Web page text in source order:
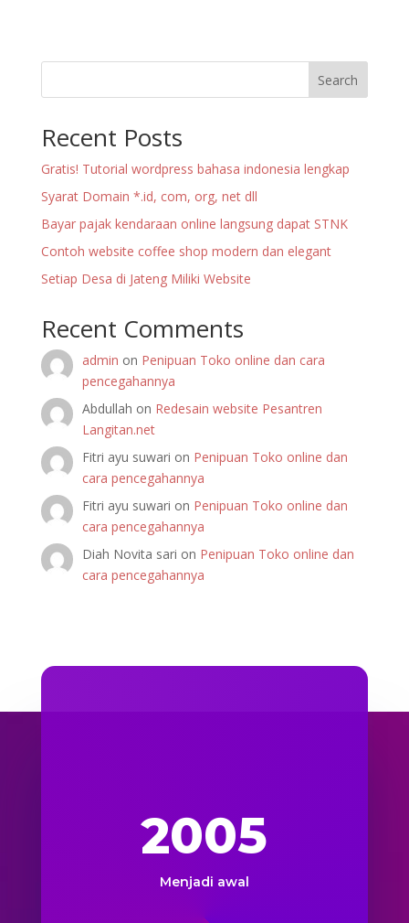
Search
Recent Posts
Gratis! Tutorial wordpress bahasa indonesia lengkap
Syarat Domain *.id, com, org, net dll
Bayar pajak kendaraan online langsung dapat STNK
Contoh website coffee shop modern dan elegant
Setiap Desa di Jateng Miliki Website
Recent Comments
admin on Penipuan Toko online dan cara
pencegahannya
Abdullah on Redesain website Pesantren
Langitan.net
Fitri ayu suwari on Penipuan Toko online dan
cara pencegahannya
Fitri ayu suwari on Penipuan Toko online dan
cara pencegahannya
Diah Novita sari on Penipuan Toko online dan
cara pencegahannya
2005
Menjadi awal